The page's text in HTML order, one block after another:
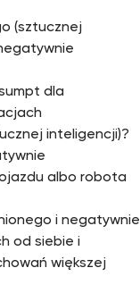
(sztucznej
dla
inteligencji)?
albo robota
i negatywnie
od siebie i
większej